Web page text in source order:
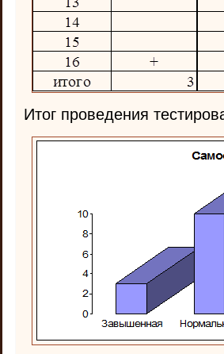
Итог проведения